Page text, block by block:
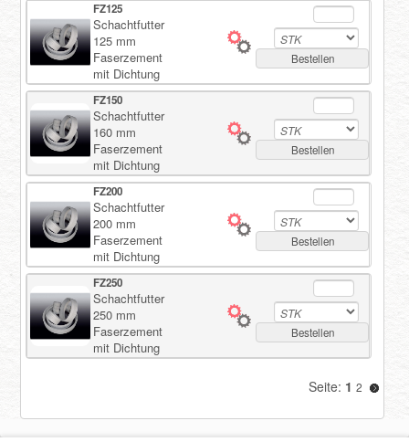
FZ125
Schachtfutter
125 mm
Faserzement
mit Dichtung
Bestellen
FZ150
Schachtfutter
160 mm
Faserzement
mit Dichtung
Bestellen
FZ200
Schachtfutter
200 mm
Faserzement
mit Dichtung
Bestellen
FZ250
Schachtfutter
250 mm
Faserzement
mit Dichtung
Bestellen
Seite: 1 2